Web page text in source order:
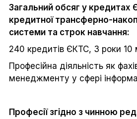
Загальний обсяг у кредитах
кредитної трансферно-
системи та строк навчання:
240 кредитів ЄКТС, 3 роки 10
Професійна діяльність як
менеджменту у сфері
Професії згідно з чинною